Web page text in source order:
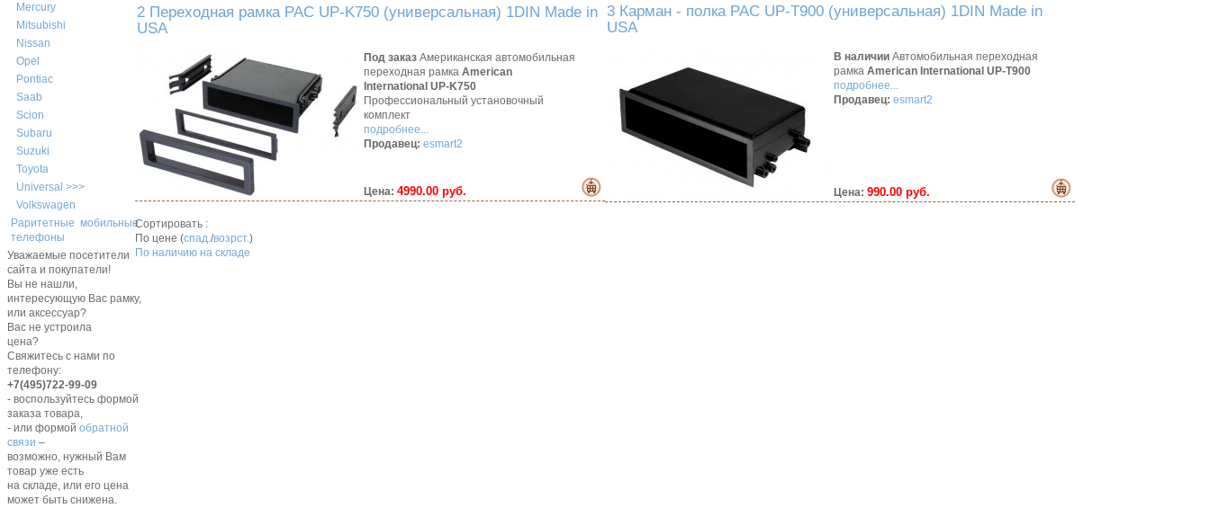
Mercury
Mitsubishi
Nissan
Opel
Pontiac
Saab
Scion
Subaru
Suzuki
Toyota
Universal >>>
Volkswagen
Раритетные мобильные
телефоны
Уважаемые посетители
сайта и покупатели!
Вы не нашли,
интересующую Вас рамку,
или аксессуар?
Вас не устроила
цена?
Свяжитесь с нами по
телефону:
+7(495)722-99-09
- воспользуйтесь формой
заказа товара,
- или формой обратной
связи –
возможно, нужный Вам
товар уже есть
на складе, или его цена
может быть снижена.
2 Переходная рамка PAC UP-K750 (универсальная) 1DIN Made in
USA
Под заказ Американская автомобильная
переходная рамка American
International UP-K750
Профессиональный установочный
комплект
подробнее...
Продавец: esmart2
Цена: 4990.00 руб.
3 Карман - полка PAC UP-T900 (универсальная) 1DIN Made in
USA
В наличии Автомобильная переходная
рамка American International UP-T900
подробнее...
Продавец: esmart2
Цена: 990.00 руб.
Сортировать :
По цене (спад./возрст.)
По наличию на складе